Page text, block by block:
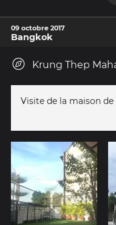
09 octobre 2017
Bangkok
Krung Thep
Visite de la maison